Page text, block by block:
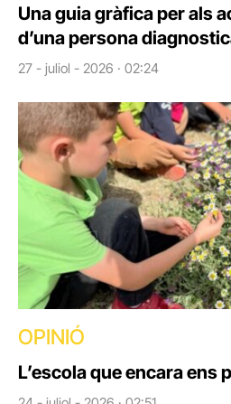
Una guia gràfica per als
d’una persona
27 - juliol - 2026 · 02:24
OPINIÓ
L’escola que encara ens